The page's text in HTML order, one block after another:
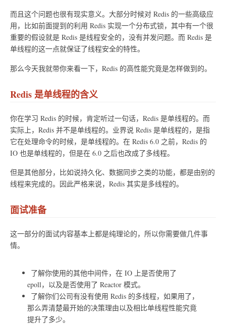
而且这个问题也很有现实意义。大部分时候对 Redis 的一些高级应
用，比如前面提到的利用 Redis 实现一个分布式锁，其中有一个很
重要的假设就是 Redis 是线程安全的，没有并发问题。而 Redis 是
单线程的这一点就保证了线程安全的特性。
那么今天我就带你来看一下，Redis 的高性能究竟是怎样做到的。
Redis 是单线程的含义
你在学习 Redis 的时候，肯定听过一句话，Redis 是单线程的。而
实际上，Redis 并不是单线程的。业界说 Redis 是单线程的，是指
它在处理命令的时候，是单线程的。在 Redis 6.0 之前，Redis 的
IO 也是单线程的，但是在 6.0 之后也改成了多线程。
但是其他部分，比如说持久化、数据同步之类的功能，都是由别的
线程来完成的。因此严格来说，Redis 其实是多线程的。
面试准备
这一部分的面试内容基本上都是纯理论的，所以你需要做几件事
情。
了解你使用的其他中间件，在 IO 上是否使用了
epoll，以及是否使用了 Reactor 模式。
了解你们公司有没有使用 Redis 的多线程，如果用了，
那么弄清楚最开始的决策理由以及相比单线程性能究竟
提升了多少。